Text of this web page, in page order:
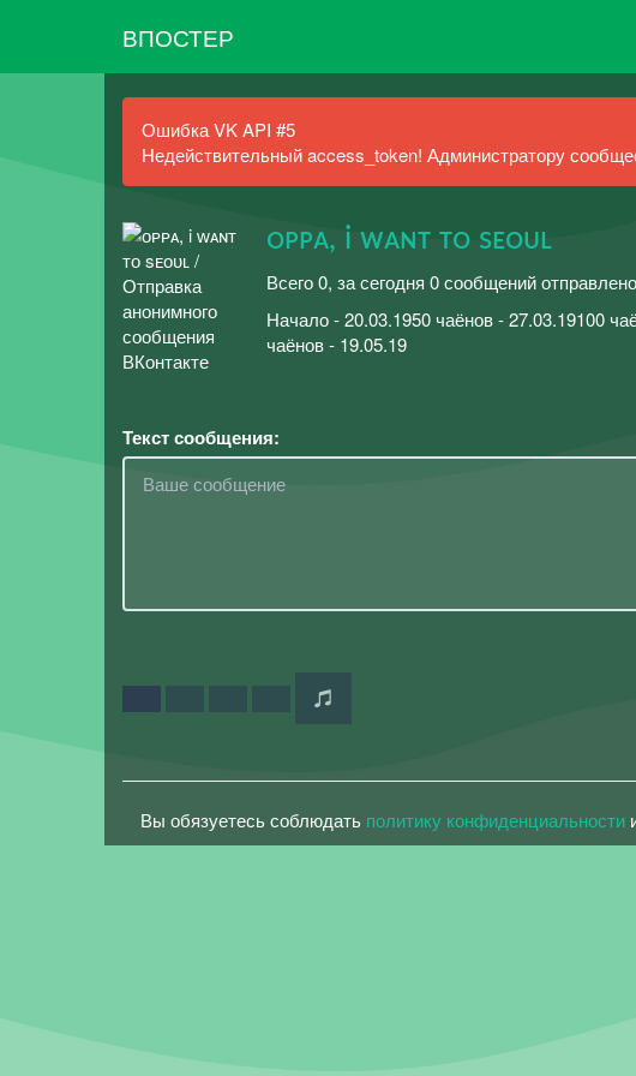
ВПОСТЕР
Ошибка VK API #5
Недействительный access_token! Администратору
ᴏᴘᴘᴀ, i ᴡᴀɴᴛ ᴛᴏ sᴇᴏᴜʟ
Всего 0, за сегодня 0 сообщений
Начало - 20.03.1950 чаёнов - 27.03.19100
чаёнов - 19.05.19
Текст сообщения:
Вы обязуетесь соблюдать политику конфиденциальности